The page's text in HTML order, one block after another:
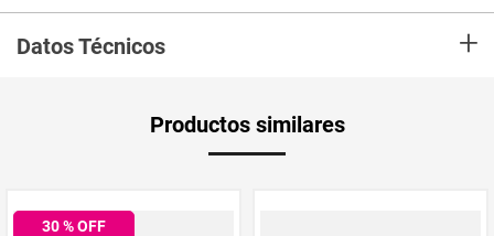
garantiza la fácil remoción de todo tipo de manchas y suciedad de
prendas y todo tipo de superficies. Desmancha, despercude y
Datos Técnicos +
Productos similares
30% OFF